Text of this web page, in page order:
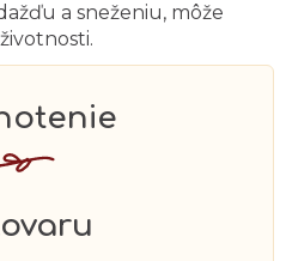
a sneženiu, môže